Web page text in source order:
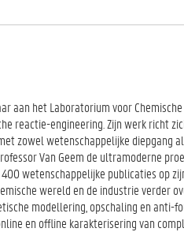
aan het Laboratorium voor
reactie-engineering. Zijn werk richt
zowel wetenschappelijke diepgang
Van Geem de ultramoderne
wetenschappelijke publicaties op
wereld en de industrie verder
modellering, opschaling en anti-
en offline karakterisering van